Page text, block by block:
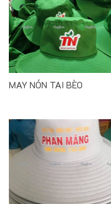
MAY NÓN TAI BÈO